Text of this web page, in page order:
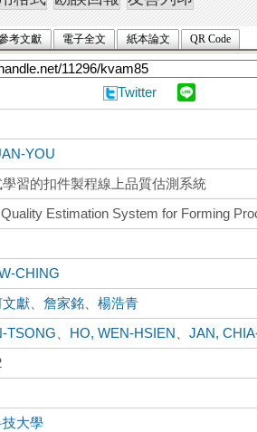
考文獻 電子全文 紙本論文 QR Code
Twitter
YOU
習的扣件製程線上品質估測系統
Estimation System for Forming
CHING
文獻 、詹家銘 、楊浩青
TSONG HO, WEN-HSIEN 、JAN,
技大學